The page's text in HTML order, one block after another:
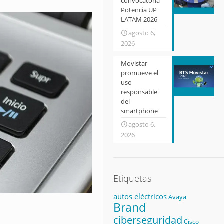
Potencia UP
LATAM 2026
agosto 6,
2026
Movistar
promueve el
uso
responsable
del
smartphone
agosto 6,
2026
Etiquetas
autos eléctricosAvaya
Brand
ciberseguridad Cisco